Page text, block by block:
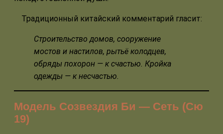
Традиционный китайский комментарий гласит:
Строительство домов, сооружение
мостов и настилов, рытьё колодцев,
обряды похорон — к счастью. Кройка
одежды — к несчастью.
Модель Созвездия Би — Сеть (Сю
19)